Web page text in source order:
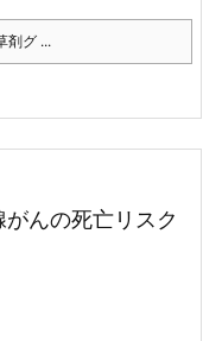
グ ...
んの死亡リスク